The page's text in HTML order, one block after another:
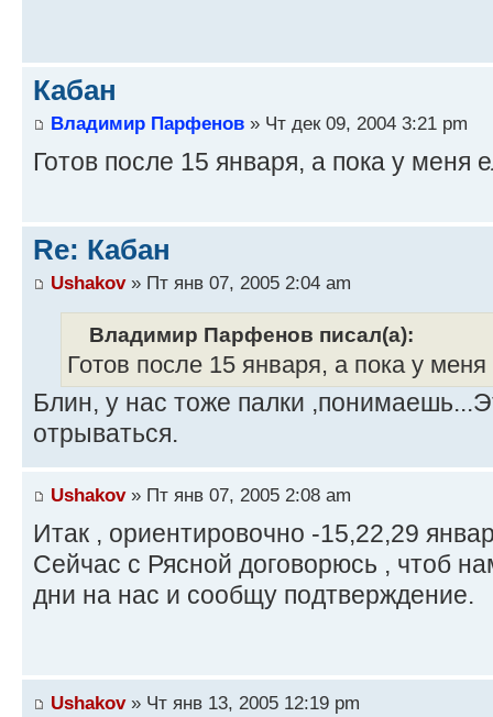
Кабан
Владимир Парфенов » Чт дек 09, 2004 3:21 pm
Готов после 15 января, а пока у меня
Re: Кабан
Ushakov» Пт янв 07, 2005 2:04 am
Владимир Парфенов писал(а):
Готов после 15 января, а пока у меня
Блин, у нас тоже палки
отрываться.
Ushakov» Пт янв 07, 2005 2:08 am
Итак , ориентировочно -15,22,29
Сейчас с Рясной договорюсь , чтоб
дни на нас и сообщу подтверждение.
Ushakov» Чт янв 13, 2005 12:19 pm